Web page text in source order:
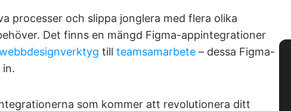
processer och slippa jonglera med flera olika
Det finns en mängd Figma-appintegrationer
till teamsamarbete – dessa Figma-
som kommer att revolutionera ditt